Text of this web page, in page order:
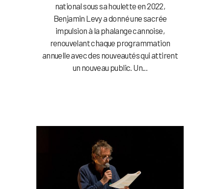
national sous sa houlette en 2022,
Benjamin Levy a donné une sacrée
impulsion à la phalange cannoise,
renouvelant chaque programmation
annuelle avec des nouveautés qui attirent
un nouveau public. Un...